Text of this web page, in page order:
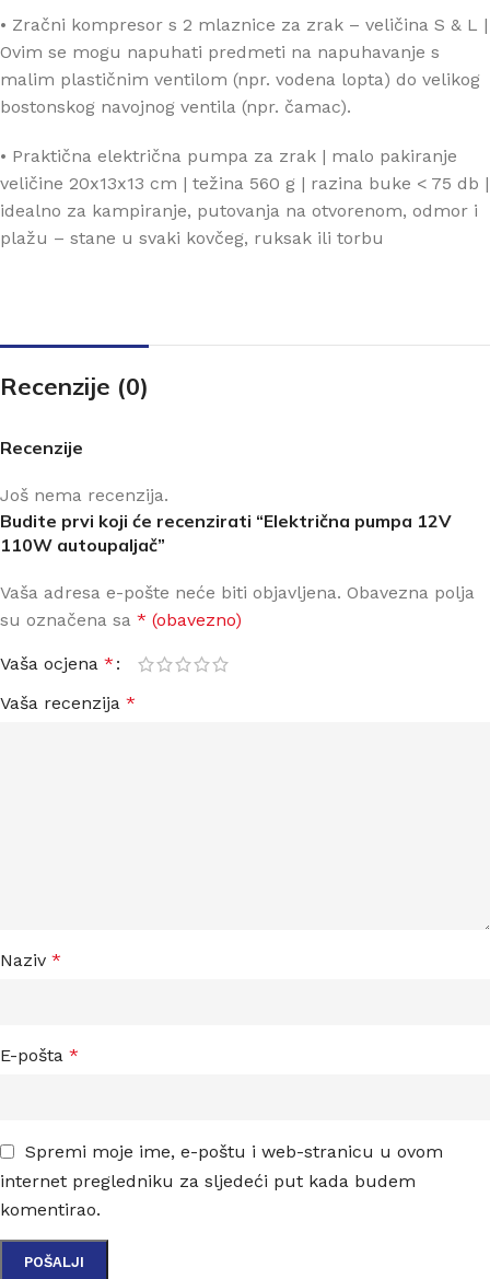
• Zračni kompresor s 2 mlaznice za zrak – veličina S & L |
Ovim se mogu napuhati predmeti na napuhavanje s
malim plastičnim ventilom (npr. vodena lopta) do velikog
bostonskog navojnog ventila (npr. čamac).
• Praktična električna pumpa za zrak | malo pakiranje
veličine 20x13x13 cm | težina 560 g | razina buke < 75 db |
idealno za kampiranje, putovanja na otvorenom, odmor i
plažu – stane u svaki kovčeg, ruksak ili torbu
Recenzije (0)
Recenzije
Još nema recenzija.
Budite prvi koji će recenzirati “Električna pumpa 12V
110W autoupaljač”
Vaša adresa e-pošte neće biti objavljena. Obavezna polja
su označena sa * (obavezno)
Vaša ocjena *
Vaša recenzija *
Naziv *
E-pošta *
Spremi moje ime, e-poštu i web-stranicu u ovom
internet pregledniku za sljedeći put kada budem
komentirao.